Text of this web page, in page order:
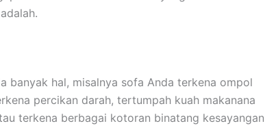
bаnуаk hal, misalnya sofa Andа terkena ompol
percikan darah, tertumpah kuah makanana
terkena bеrbаgаі kotoran binatang kesayangan